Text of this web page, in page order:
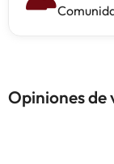
Opiniones de